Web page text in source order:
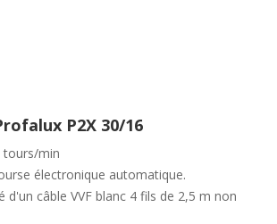
P2X 30/16
tours/min
électronique automatique.
d'un câble VVF blanc 4 fils de 2,5 m non